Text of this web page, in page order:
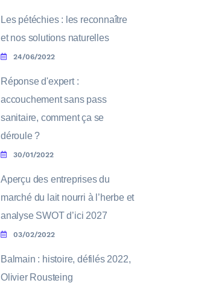
Les pétéchies : les reconnaître
et nos solutions naturelles
24/06/2022
Réponse d'expert :
accouchement sans pass
sanitaire, comment ça se
déroule ?
30/01/2022
Aperçu des entreprises du
marché du lait nourri à l’herbe et
analyse SWOT d’ici 2027
03/02/2022
Balmain : histoire, défilés 2022,
Olivier Rousteing